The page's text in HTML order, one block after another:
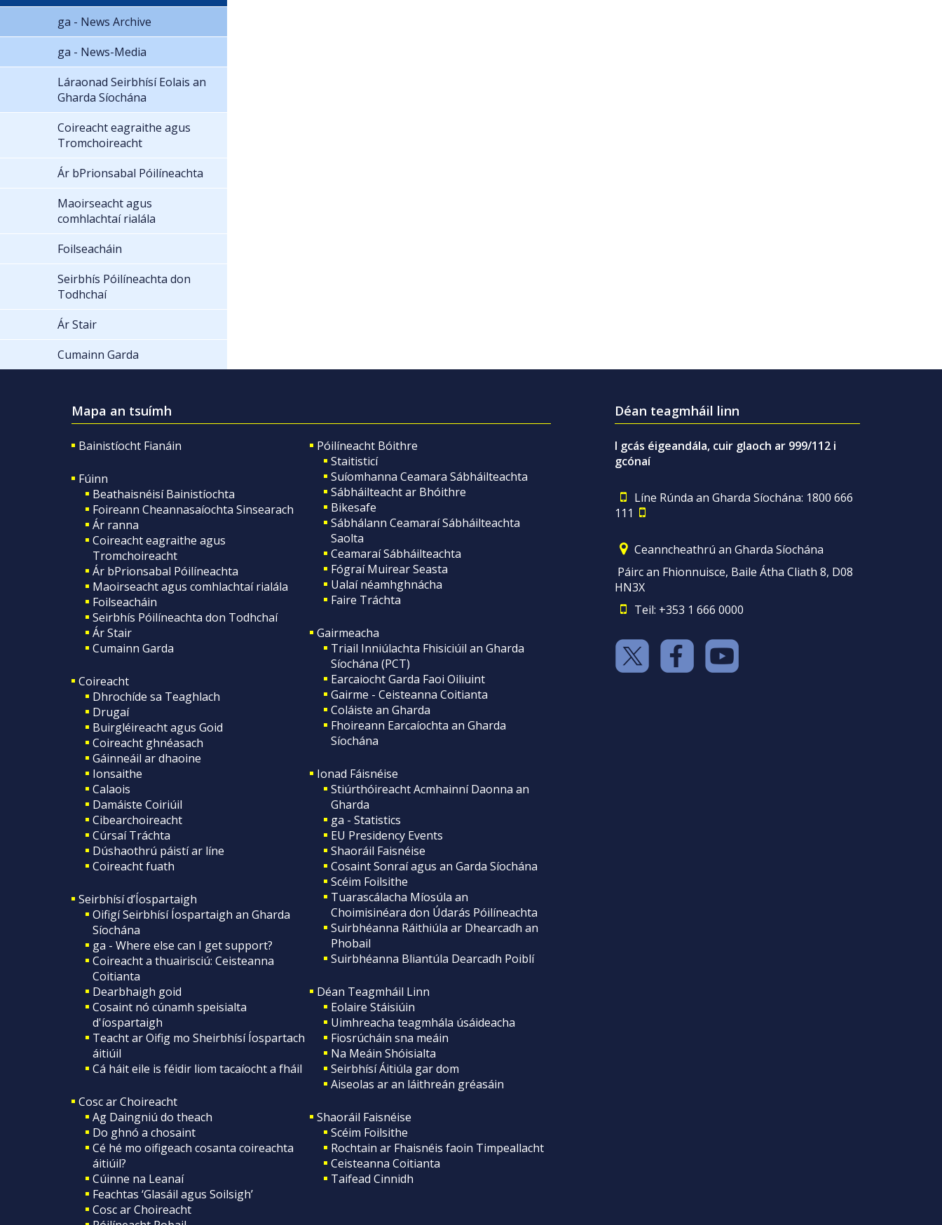
ga - News Archive
ga - News-Media
Láraonad Seirbhísí Eolais an
Gharda Síochána
Coireacht eagraithe agus
Tromchoireacht
Ár bPrionsabal Póilíneachta
Maoirseacht agus
comhlachtaí rialála
Foilseacháin
Seirbhís Póilíneachta don
Todhchaí
Ár Stair
Cumainn Garda
Mapa an tsuímh
Bainistíocht Fianáin
Fúinn
Beathaisnéisí Bainistíochta
Foireann Cheannasaíochta Sinsearach
Ár ranna
Coireacht eagraithe agus
Tromchoireacht
Ár bPrionsabal Póilíneachta
Maoirseacht agus comhlachtaí rialála
Foilseacháin
Seirbhís Póilíneachta don Todhchaí
Ár Stair
Cumainn Garda
Coireacht
Dhrochíde sa Teaghlach
Drugaí
Buirgléireacht agus Goid
Coireacht ghnéasach
Gáinneáil ar dhaoine
Ionsaithe
Calaois
Damáiste Coiriúil
Cibearchoireacht
Cúrsaí Tráchta
Dúshaothrú páistí ar líne
Coireacht fuath
Seirbhísí d’Íospartaigh
Oifigí Seirbhísí Íospartaigh an Gharda
Síochána
ga - Where else can I get support?
Coireacht a thuairisciú: Ceisteanna
Coitianta
Dearbhaigh goid
Cosaint nó cúnamh speisialta
d'íospartaigh
Teacht ar Oifig mo Sheirbhísí Íospartach
áitiúil
Cá háit eile is féidir liom tacaíocht a fháil
Cosc ar Choireacht
Ag Daingniú do theach
Do ghnó a chosaint
Cé hé mo oifigeach cosanta coireachta
áitiúil?
Cúinne na Leanaí
Feachtas ‘Glasáil agus Soilsigh’
Cosc ar Choireacht
Póilíneacht Bóithre
Staitisticí
Suíomhanna Ceamara Sábháilteachta
Sábháilteacht ar Bhóithre
Bikesafe
Sábhálann Ceamaraí Sábháilteachta
Saolta
Ceamaraí Sábháilteachta
Fógraí Muirear Seasta
Ualaí néamhghnácha
Faire Tráchta
Gairmeacha
Triail Inniúlachta Fhisiciúil an Gharda
Síochána (PCT)
Earcaiocht Garda Faoi Oiliuint
Gairme - Ceisteanna Coitianta
Coláiste an Gharda
Fhoireann Earcaíochta an Gharda
Síochána
Ionad Fáisnéise
Stiúrthóireacht Acmhainní Daonna an
Gharda
ga - Statistics
EU Presidency Events
Shaoráil Faisnéise
Cosaint Sonraí agus an Garda Síochána
Scéim Foilsithe
Tuarascálacha Míosúla an
Choimisinéara don Údarás Póilíneachta
Suirbhéanna Ráithiúla ar Dhearcadh an
Phobail
Suirbhéanna Bliantúla Dearcadh Poiblí
Déan Teagmháil Linn
Eolaire Stáisiúin
Uimhreacha teagmhála úsáideacha
Fiosrúcháin sna meáin
Na Meáin Shóisialta
Seirbhísí Áitiúla gar dom
Aiseolas ar an láithreán gréasáin
Shaoráil Faisnéise
Scéim Foilsithe
Rochtain ar Fhaisnéis faoin Timpeallacht
Ceisteanna Coitianta
Taifead Cinnidh
Déan teagmháil linn
I gcás éigeandála, cuir glaoch ar 999/112 i
gcónaí
Líne Rúnda an Gharda Síochána: 1800 666
111
Ceanncheathrú an Gharda Síochána
Páirc an Fhionnuisce, Baile Átha Cliath 8, D08
HN3X
Teil: +353 1 666 0000